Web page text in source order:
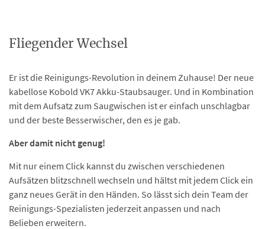
Fliegender Wechsel
Er ist die Reinigungs-Revolution in deinem Zuhause! Der neue
kabellose Kobold VK7 Akku-Staubsauger. Und in Kombination
mit dem Aufsatz zum Saugwischen ist er einfach unschlagbar
und der beste Besserwischer, den es je gab.
Aber damit nicht genug!
Mit nur einem Click kannst du zwischen verschiedenen
Aufsätzen blitzschnell wechseln und hältst mit jedem Click ein
ganz neues Gerät in den Händen. So lässt sich dein Team der
Reinigungs-Spezialisten jederzeit anpassen und nach
Belieben erweitern.